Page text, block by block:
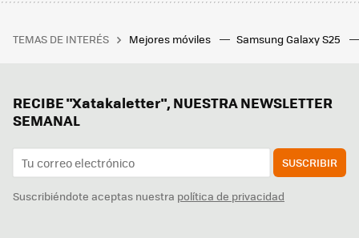
TEMAS DE INTERÉS Mejores móviles Samsung Galaxy S25
RECIBE "Xatakaletter", NUESTRA NEWSLETTER
SEMANAL
SUSCRIBIR
Suscribiéndote aceptas nuestra política de privacidad